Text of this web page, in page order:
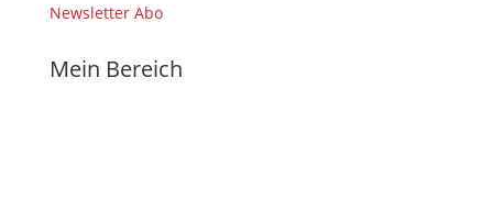
Newsletter Abo
Mein Bereich